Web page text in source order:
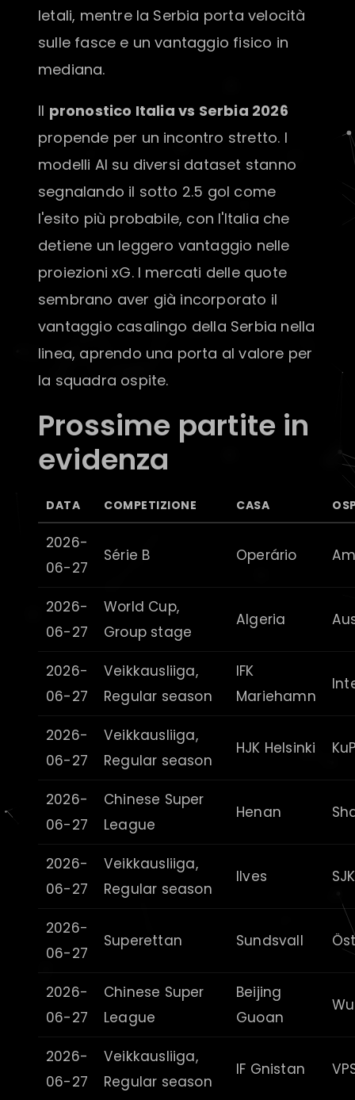
letali, mentre la Serbia porta velocità
sulle fasce e un vantaggio fisico in
mediana.
Il pronostico Italia vs Serbia 2026
propende per un incontro stretto. I
modelli AI su diversi dataset stanno
segnalando il sotto 2.5 gol come
l'esito più probabile, con l'Italia che
detiene un leggero vantaggio nelle
proiezioni xG. I mercati delle quote
sembrano aver già incorporato il
vantaggio casalingo della Serbia nella
linea, aprendo una porta al valore per
la squadra ospite.
Prossime partite in
evidenza
DATA COMPETIZIONE CASA
2026-
06-27
Série B Operário
2026-
06-27
World Cup,
Group stage
Algeria
2026-
06-27
Veikkausliiga,
Regular season
IFK
Mariehamn
2026-
06-27
Veikkausliiga,
Regular season
HJK Helsinki
2026-
06-27
Chinese Super
League
Henan
2026-
06-27
Veikkausliiga,
Regular season
Ilves SJK
2026-
06-27
Superettan Sundsvall
2026-
06-27
Chinese Super
League
Beijing
Guoan
2026-
06-27
Veikkausliiga,
Regular season
IF Gnistan